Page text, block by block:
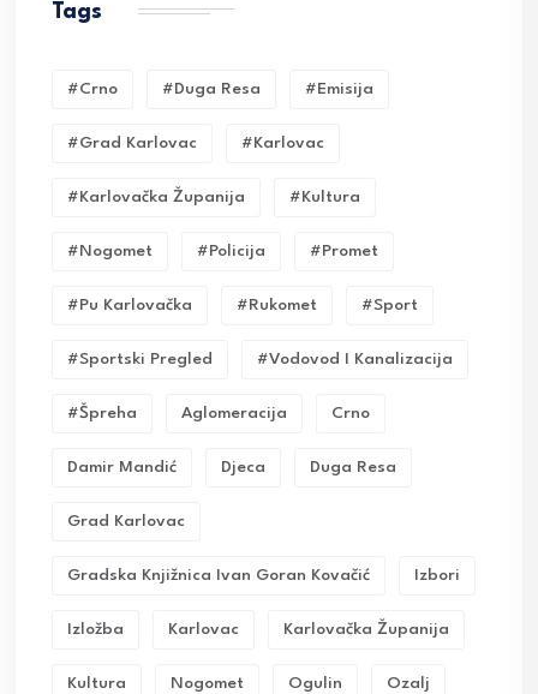
Tags
#crno #duga Resa #emisija
#grad Karlovac #karlovac
#karlovačka Županija #kultura
#nogomet #policija #promet
#pu Karlovačka #rukomet #sport
#sportski Pregled #vodovod I Kanalizacija
#Špreha Aglomeracija Crno
Damir Mandić Djeca Duga Resa
Grad Karlovac
Gradska Knjižnica Ivan Goran Kovačić Izbori
Izložba Karlovac Karlovačka Županija
Kultura Nogomet Ogulin Ozalj